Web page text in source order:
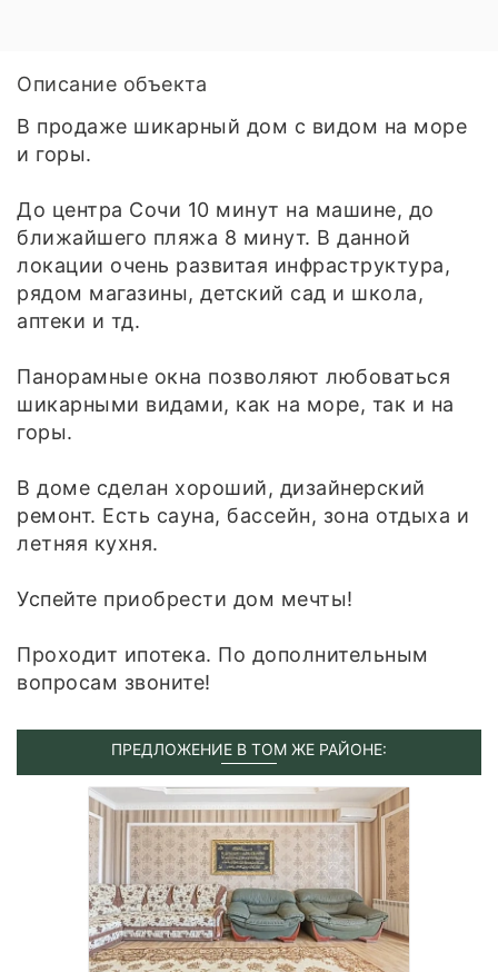
Описание объекта
В продаже шикарный дом с видом на море
и горы.
До центра Сочи 10 минут на машине, до
ближайшего пляжа 8 минут. В данной
локации очень развитая инфраструктура,
рядом магазины, детский сад и школа,
аптеки и тд.
Панорамные окна позволяют любоваться
шикарными видами, как на море, так и на
горы.
В доме сделан хороший, дизайнерский
ремонт. Есть сауна, бассейн, зона отдыха и
летняя кухня.
Успейте приобрести дом мечты!
Проходит ипотека. По дополнительным
вопросам звоните!
ПРЕДЛОЖЕНИЕ В ТОМ ЖЕ РАЙОНЕ: